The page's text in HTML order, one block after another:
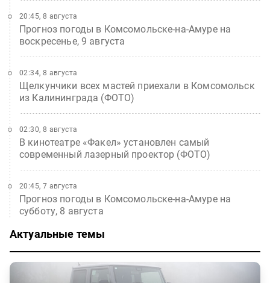
Прогноз погоды в Комсомольске-на-Амуре на
воскресенье, 9 августа
20:45, 8 августа
Щелкунчики всех мастей приехали в Комсомольск
из Калининграда (ФОТО)
02:34, 8 августа
В кинотеатре «Факел» установлен самый
современный лазерный проектор (ФОТО)
02:30, 8 августа
Прогноз погоды в Комсомольске-на-Амуре на
субботу, 8 августа
20:45, 7 августа
Актуальные темы